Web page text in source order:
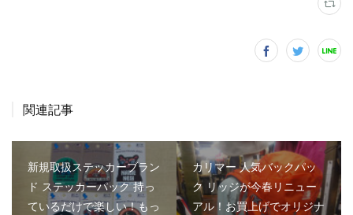
関連記事
新規取扱ステッカーブラン
ド ステッカーパック 持っ
ているだけで楽しい！もっ
カリマー 人気バックパッ
ク リッジが今春リニュー
アル！お買上げでオリジナ